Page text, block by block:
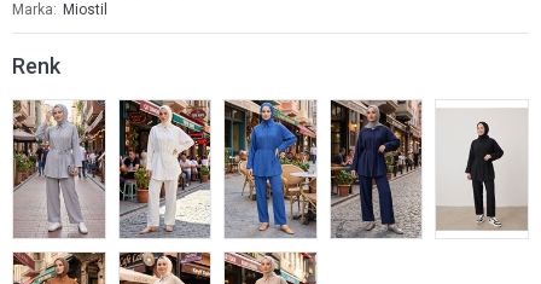
Marka
Miostil
Renk